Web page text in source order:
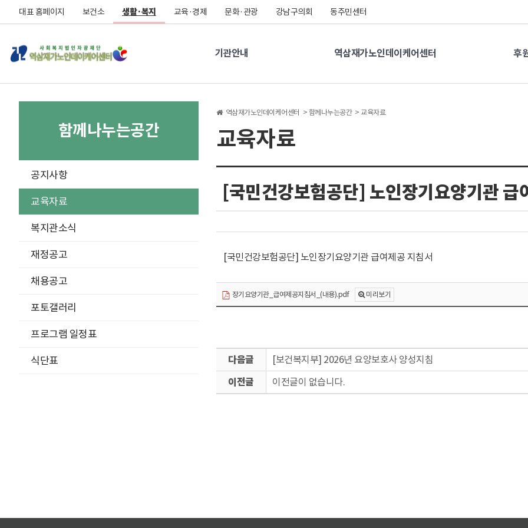
대표 홈페이지 보건소 생활·복지 교육·경제 문화·관광 강남구의회 동주민센터
기관안내 역삼재가노인데이케어센터 후
함께나누는공간
공지사항
교육자료
복지관소식
재정공고
채용공고
포토갤러리
프로그램 일정표
식단표
역삼재가노인데이케어센터 > 함께나누는공간 > 교육자료
교육자료
분
선
[국민건강보험공단] 노인장기요양기관 급
[국민건강보험공단] 노인장기요양기관 급여제공 지침서
장기요양기관_급여제공지침서_(내용).pdf 미리보기
[보건복지부] 2026년 요양보호사 양성지침
이전글이 없습니다.